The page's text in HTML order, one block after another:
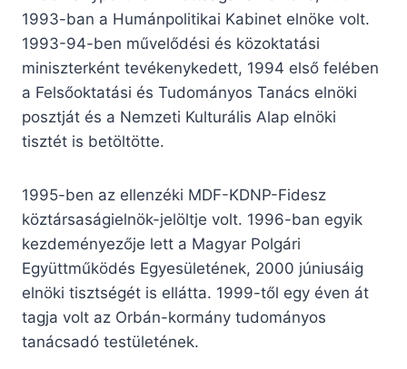
1993-ban a Humánpolitikai Kabinet elnöke volt.
1993-94-ben művelődési és közoktatási
miniszterként tevékenykedett, 1994 első felében
a Felsőoktatási és Tudományos Tanács elnöki
posztját és a Nemzeti Kulturális Alap elnöki
tisztét is betöltötte.
1995-ben az ellenzéki MDF-KDNP-Fidesz
köztársaságielnök-jelöltje volt. 1996-ban egyik
kezdeményezője lett a Magyar Polgári
Együttműködés Egyesületének, 2000 júniusáig
elnöki tisztségét is ellátta. 1999-től egy éven át
tagja volt az Orbán-kormány tudományos
tanácsadó testületének.